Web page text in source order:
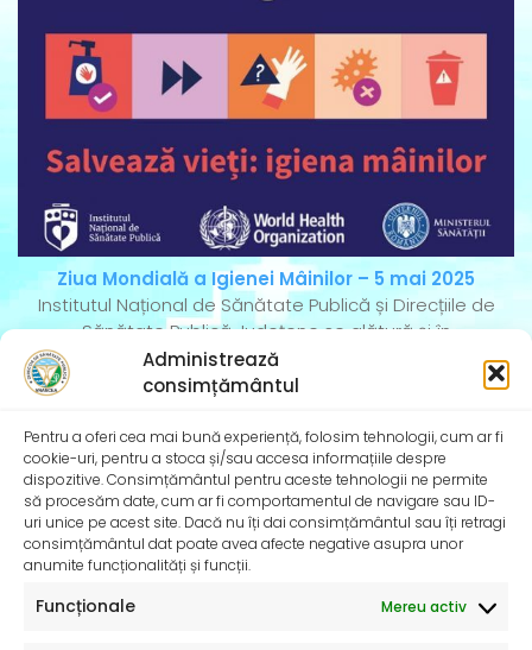
Administrează
consimțământul
Pentru a oferi cea mai bună experiență, folosim tehnologii, cum ar fi
cookie-uri, pentru a stoca și/sau accesa informațiile despre
dispozitive. Consimțământul pentru aceste tehnologii ne permite
să procesăm date, cum ar fi comportamentul de navigare sau ID-
uri unice pe acest site. Dacă nu îți dai consimțământul sau îți retragi
consimțământul dat poate avea afecte negative asupra unor
anumite funcționalități și funcții.
Funcționale Mereu activ
Ziua Mondială a Igienei Mâinilor – 5 mai 2025
Institutul Național de Sănătate Publică și Direcțiile de
Sănătate Publică Județene se alătură și în